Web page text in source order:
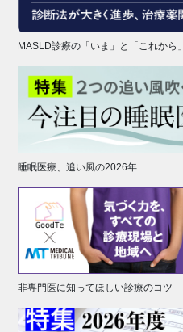
MASLD診療の「いま」と「これから」
睡眠医療、追い風の2026年
非専門医に知ってほしい診療のコツ